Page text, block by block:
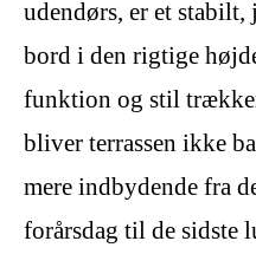
udendørs, er et
bord i den rigtige
funktion og stil
bliver terrassen ikke
mere indbydende fra
forårsdag til de sidste